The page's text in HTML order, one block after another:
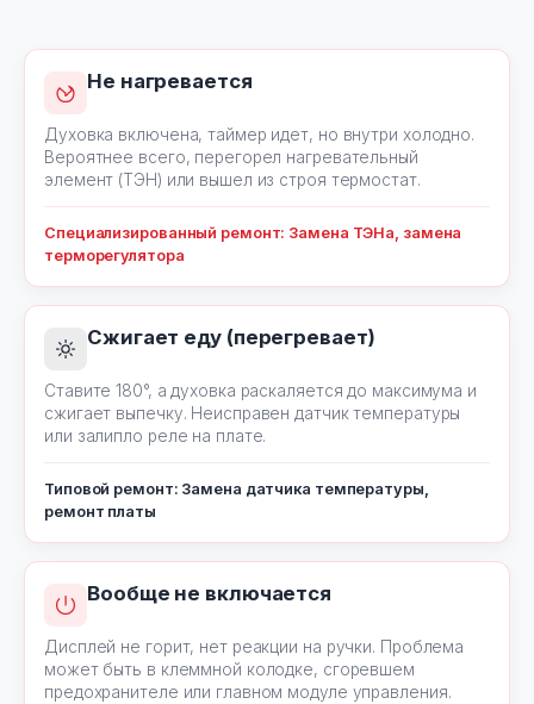
Не нагревается
Духовка включена, таймер идет, но внутри холодно.
Вероятнее всего, перегорел нагревательный
элемент (ТЭН) или вышел из строя термостат.
Специализированный ремонт: Замена ТЭНа, замена
терморегулятора
Сжигает еду (перегревает)
Ставите 180°, а духовка раскаляется до максимума и
сжигает выпечку. Неисправен датчик температуры
или залипло реле на плате.
Типовой ремонт: Замена датчика температуры,
ремонт платы
Вообще не включается
Дисплей не горит, нет реакции на ручки. Проблема
может быть в клеммной колодке, сгоревшем
предохранителе или главном модуле управления.